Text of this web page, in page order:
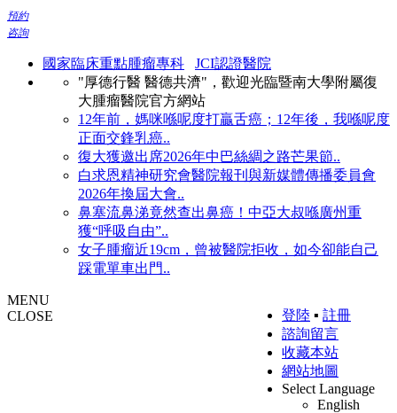
預約
咨詢
國家臨床重點腫瘤專科
JCI認證醫院
"厚德行醫 醫德共濟"，歡迎光臨暨南大學附屬復
大腫瘤醫院官方網站
12年前，媽咪喺呢度打贏舌癌；12年後，我喺呢度
正面交鋒乳癌..
復大獲邀出席2026年中巴絲綢之路芒果節..
白求恩精神研究會醫院報刊與新媒體傳播委員會
2026年換屆大會..
鼻塞流鼻涕竟然查出鼻癌！中亞大叔喺廣州重
獲“呼吸自由”..
女子腫瘤近19cm，曾被醫院拒收，如今卻能自己
踩電單車出門..
登陸 ▪ 註冊
諮詢留言
收藏本站
網站地圖
Select Language
English
MENU
CLOSE